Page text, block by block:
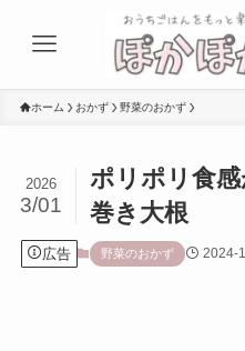
ホーム おかず 野菜のおかず
ポリポリ食
巻き大根
2026
3/01
広告 野菜のおかず 2024-